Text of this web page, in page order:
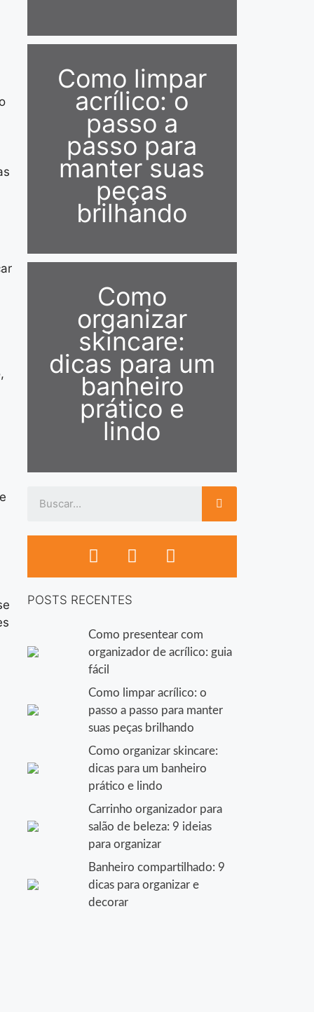
Como limpar
acrílico: o
passo a
passo para
manter suas
peças
brilhando
Como
organizar
skincare:
dicas para um
banheiro
prático e
lindo
POSTS RECENTES
Como presentear com
organizador de acrílico: guia
fácil
Como limpar acrílico: o
passo a passo para manter
suas peças brilhando
Como organizar skincare:
dicas para um banheiro
prático e lindo
Carrinho organizador para
salão de beleza: 9 ideias
para organizar
Banheiro compartilhado: 9
dicas para organizar e
decorar